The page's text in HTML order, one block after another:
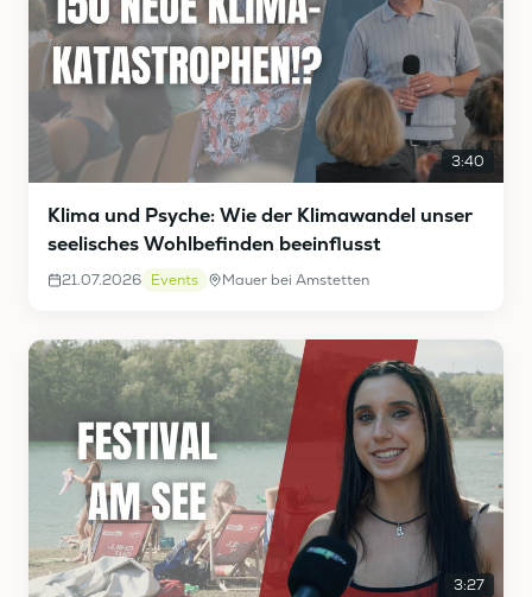
3:40
Klima und Psyche: Wie der Klimawandel unser
seelisches Wohlbefinden beeinflusst
21.07.2026 Events Mauer bei Amstetten
3:27